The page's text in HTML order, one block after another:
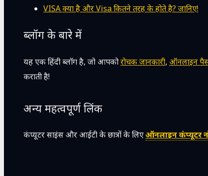
VISA क्या है और Visa कितने तरह के होते है? जानिए!
ब्लॉग के बारे में
यह एक हिंदी ब्लॉग है, जो आपकोरोचक जानकारी, ऑनलाइन
कराती है!
अन्य महत्वपूर्ण लिंक
कंप्यूटर साइंस और आईटी के छात्रों के लिएऑनलाइन कंप्यूटर